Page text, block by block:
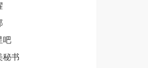
吧
秘书